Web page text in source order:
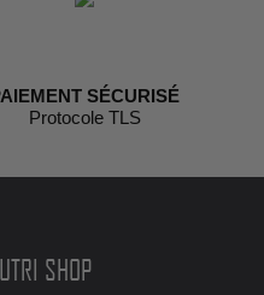
SÉCURISÉ
Protocole TLS
SHOP